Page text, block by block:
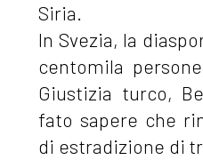
Siria.
In Svezia, la
centomila
Giustizia turco,
fato sapere che
di estradizione di